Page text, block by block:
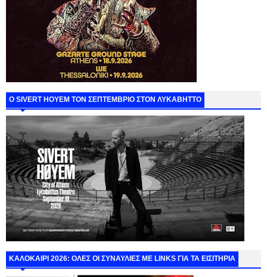
Ο SIVERT HOYEM ΤΟΝ ΣΕΠΤΕΜΒΡΙΟ ΣΤΟΝ ΛΥΚΑΒΗΤΤΟ
ΚΑΛΟΚΑΙΡΙ 2026: ΟΛΕΣ ΟΙ ΣΥΝΑΥΛΙΕΣ ΜΕ LINKS ΓΙΑ ΤΑ ΕΙΣΙΤΗΡΙΑ